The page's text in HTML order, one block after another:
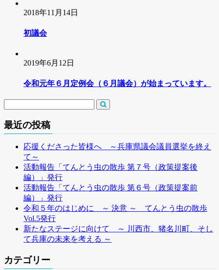
2018年11月14日
初議会
2019年6月12日
令和元年６月定例会（６月議会）が始まっています。
最近の投稿
応援くださった皆様へ ～兵庫県議会議員選挙を終え
て～
活動報告「てんとう虫の散歩 第７号（政策提案後
編）」発行
活動報告「てんとう虫の散歩 第６号（政策提案前
編）」発行
令和５年のはじめに ～ 決意 ～ てんとう虫の散歩
Vol.5発行
新たなステージに向けて ～ 川西市、猪名川町、そし
て兵庫の未来を考える ～
カテゴリー